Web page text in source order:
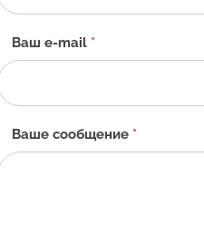
RU
Ваш e-mail *
Ваше сообщение *